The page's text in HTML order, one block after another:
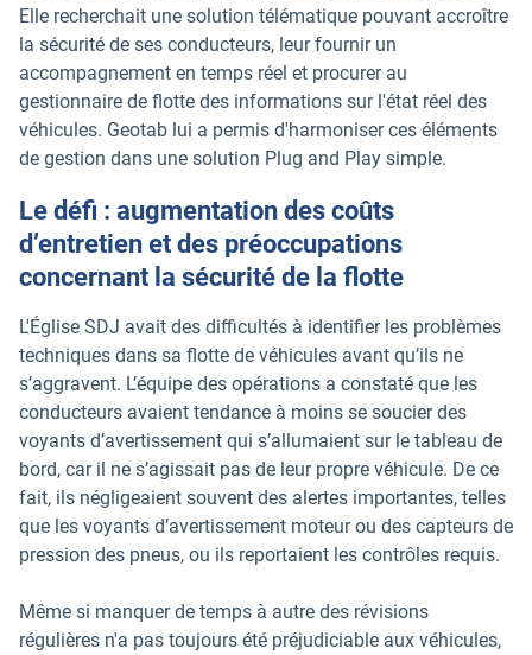
Elle recherchait une solution télématique pouvant accroître
la sécurité de ses conducteurs, leur fournir un
accompagnement en temps réel et procurer au
gestionnaire de flotte des informations sur l'état réel des
véhicules. Geotab lui a permis d'harmoniser ces éléments
de gestion dans une solution Plug and Play simple.
Le défi : augmentation des coûts
d’entretien et des préoccupations
concernant la sécurité de la flotte
L'Église SDJ avait des difficultés à identifier les problèmes
techniques dans sa flotte de véhicules avant qu’ils ne
s’aggravent. L’équipe des opérations a constaté que les
conducteurs avaient tendance à moins se soucier des
voyants d’avertissement qui s’allumaient sur le tableau de
bord, car il ne s’agissait pas de leur propre véhicule. De ce
fait, ils négligeaient souvent des alertes importantes, telles
que les voyants d’avertissement moteur ou des capteurs de
pression des pneus, ou ils reportaient les contrôles requis.
Même si manquer de temps à autre des révisions
régulières n'a pas toujours été préjudiciable aux véhicules,